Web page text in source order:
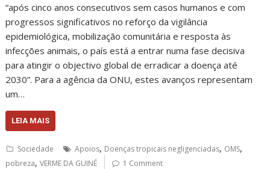
“após cinco anos consecutivos sem casos humanos e com
progressos significativos no reforço da vigilância
epidemiológica, mobilização comunitária e resposta às
infecções animais, o país está a entrar numa fase decisiva
para atingir o objectivo global de erradicar a doença até
2030”. Para a agência da ONU, estes avanços representam
um…
LEIA MAIS
Sociedade Apoios, Doenças tropicais negligenciadas, OMS,
pobreza,VERME DA GUINÉ 1 Comment